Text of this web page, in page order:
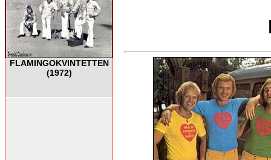
FLAMINGOKVINTETTEN
(1972)